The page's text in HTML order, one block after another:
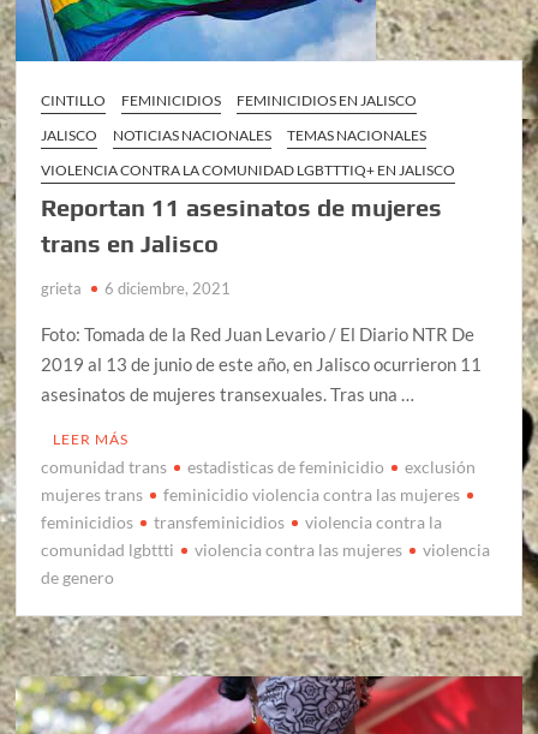
CINTILLO FEMINICIDIOS
FEMINICIDIOS EN JALISCO
JALISCO
NOTICIAS NACIONALES
TEMAS NACIONALES
VIOLENCIA CONTRA LA COMUNIDAD LGBTTTIQ+ EN JALISCO
Reportan 11 asesinatos de mujeres
trans en Jalisco
grieta 6 diciembre, 2021
Foto: Tomada de la Red Juan Levario / El Diario NTR De
2019 al 13 de junio de este año, en Jalisco ocurrieron 11
asesinatos de mujeres transexuales. Tras una …
LEER MÁS
comunidad trans estadisticas de feminicidio
exclusión
mujeres trans
feminicidio violencia contra las mujeres
feminicidios
transfeminicidios
violencia contra la
comunidad lgbttti
violencia contra las mujeres
violencia
de genero